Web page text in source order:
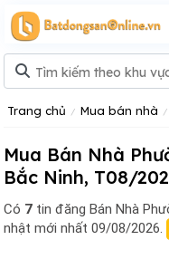
Trang chủ Mua bán nhà
Mua Bán Nhà
Bắc Ninh, T08/
Có 7 tin đăng Bán Nhà
nhật mới nhất 09/08/2026.